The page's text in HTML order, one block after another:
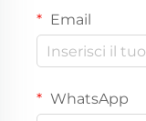
Email
WhatsApp